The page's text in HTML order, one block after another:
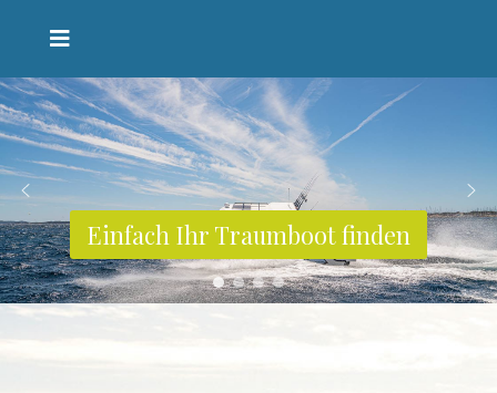
Einfach Ihr Traumboot finden